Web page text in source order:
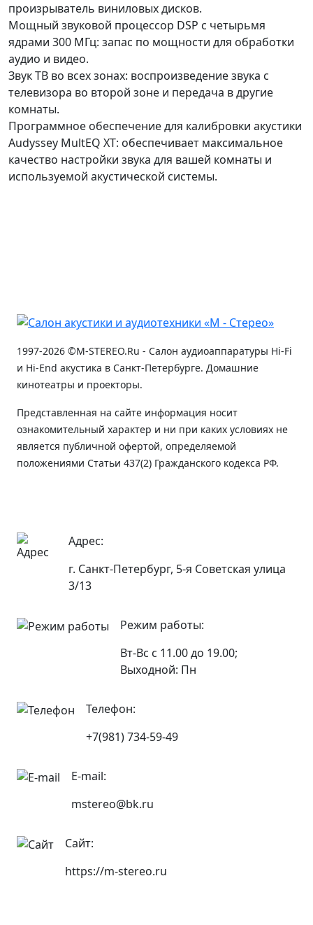
произрыватель виниловых дисков.
Мощный звуковой процессор DSP с четырьмя
ядрами 300 МГц: запас по мощности для обработки
аудио и видео.
Звук ТВ во всех зонах: воспроизведение звука с
телевизора во второй зоне и передача в другие
комнаты.
Программное обеспечение для калибровки акустики
Audyssey MultEQ XT: обеспечивает максимальное
качество настройки звука для вашей комнаты и
используемой акустической системы.
1997-2026 ©M-STEREO.Ru - Салон аудиоаппаратуры Hi-Fi
и Hi-End акустика в Санкт-Петербурге. Домашние
кинотеатры и проекторы.
Представленная на сайте информация носит
ознакомительный характер и ни при каких условиях не
является публичной офертой, определяемой
положениями Статьи 437(2) Гражданского кодекса РФ.
Адрес:
г. Санкт-Петербург, 5-я Советская улица
3/13
Режим работы:
Вт-Вс с 11.00 до 19.00;
Выходной: Пн
Телефон:
+7(981) 734-59-49
E-mail:
mstereo@bk.ru
Сайт:
https://m-stereo.ru